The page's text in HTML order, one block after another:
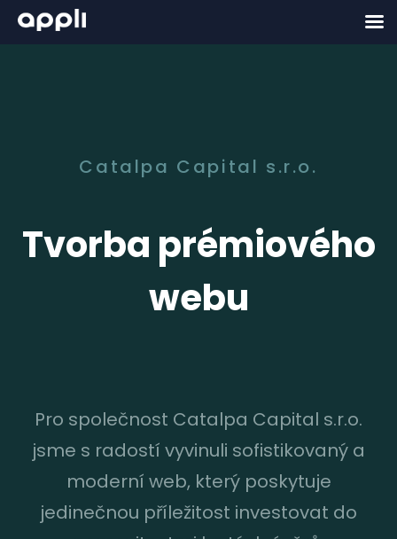
Catalpa Capital s.r.o.
Tvorba prémiového
webu
Pro společnost Catalpa Capital s.r.o.
jsme s radostí vyvinuli sofistikovaný a
moderní web, který poskytuje
jedinečnou příležitost investovat do